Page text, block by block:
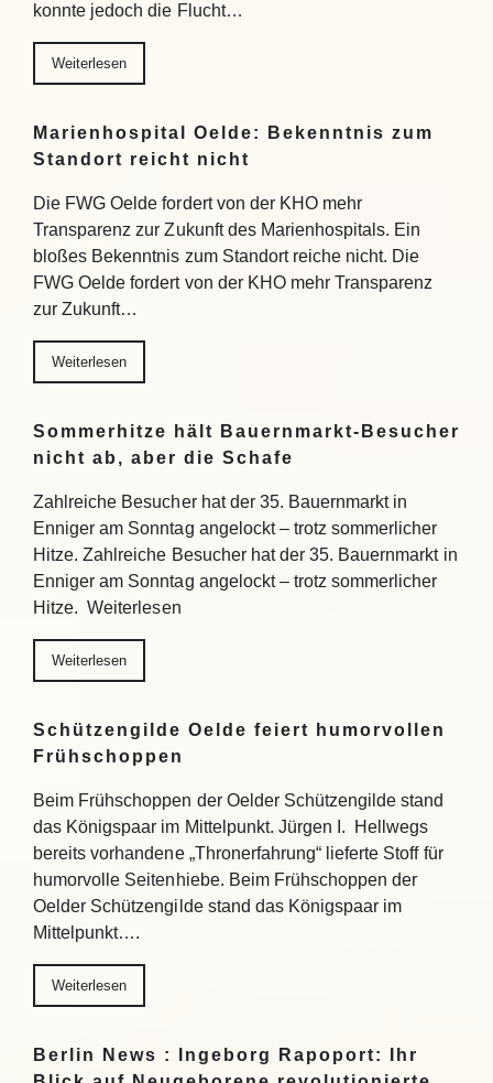
konnte jedoch die Flucht…
Weiterlesen
Marienhospital Oelde: Bekenntnis zum
Standort reicht nicht
Die FWG Oelde fordert von der KHO mehr
Transparenz zur Zukunft des Marienhospitals. Ein
bloßes Bekenntnis zum Standort reiche nicht. Die
FWG Oelde fordert von der KHO mehr Transparenz
zur Zukunft…
Weiterlesen
Sommerhitze hält Bauernmarkt-Besucher
nicht ab, aber die Schafe
Zahlreiche Besucher hat der 35. Bauernmarkt in
Enniger am Sonntag angelockt – trotz sommerlicher
Hitze. Zahlreiche Besucher hat der 35. Bauernmarkt in
Enniger am Sonntag angelockt – trotz sommerlicher
Hitze. Weiterlesen
Weiterlesen
Schützengilde Oelde feiert humorvollen
Frühschoppen
Beim Frühschoppen der Oelder Schützengilde stand
das Königspaar im Mittelpunkt. Jürgen I. Hellwegs
bereits vorhandene „Thronerfahrung“ lieferte Stoff für
humorvolle Seitenhiebe. Beim Frühschoppen der
Oelder Schützengilde stand das Königspaar im
Mittelpunkt….
Weiterlesen
Berlin News : Ingeborg Rapoport: Ihr